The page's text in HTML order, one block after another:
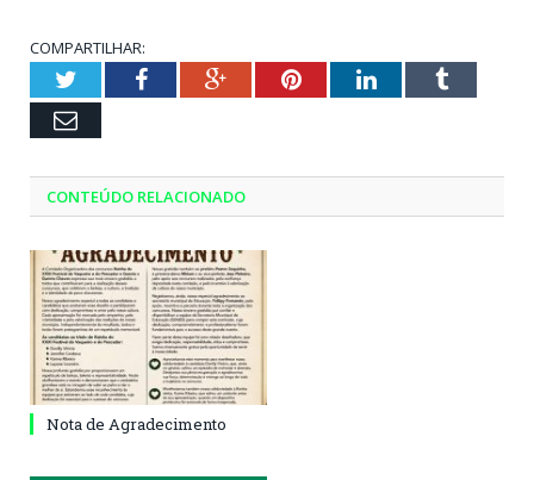
COMPARTILHAR:
TwitterFacebookGoogle+PinterestLinkedInTumblr
Email
CONTEÚDO RELACIONADO
Nota de Agradecimento